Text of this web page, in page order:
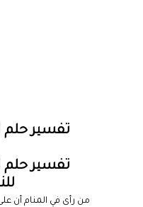
تفسير حلم
تفسير حلم
من رأى في المنام أن